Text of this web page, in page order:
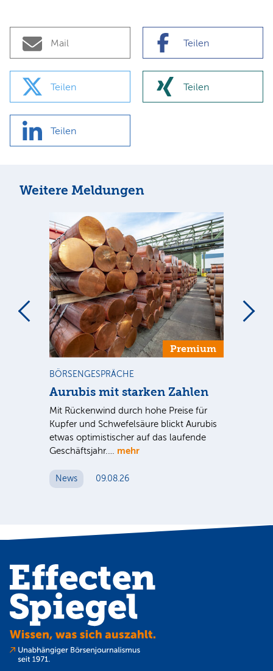
Mail Teilen
Teilen Teilen
Teilen
Weitere Meldungen
Premium
BÖRSENGESPRÄCHE
Aurubis mit starken Zahlen
Mit Rückenwind durch hohe Preise für
Kupfer und Schwefelsäure blickt Aurubis
etwas optimistischer auf das laufende
Geschäftsjahr.… mehr
News 09.08.26